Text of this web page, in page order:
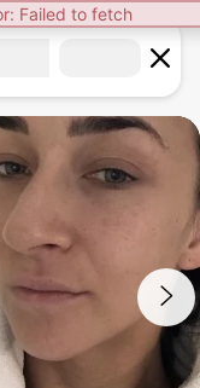
Failed to fetch